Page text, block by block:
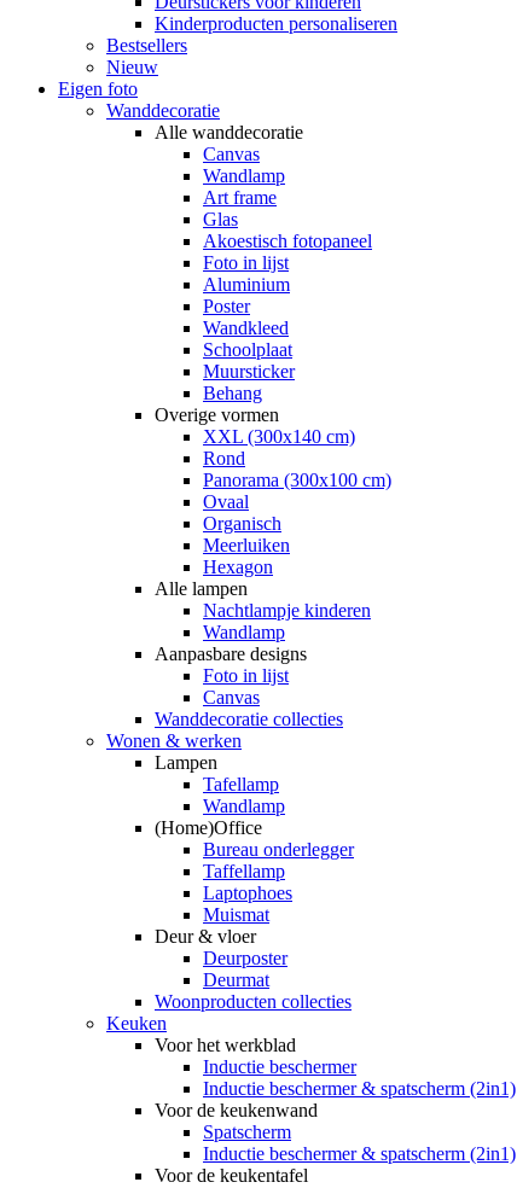
Kinderproducten personaliseren
Bestsellers
Nieuw
Eigen foto
Wanddecoratie
Alle wanddecoratie
Canvas
Wandlamp
Art frame
Glas
Akoestisch fotopaneel
Foto in lijst
Aluminium
Poster
Wandkleed
Schoolplaat
Muursticker
Behang
Overige vormen
XXL (300x140 cm)
Rond
Panorama (300x100 cm)
Ovaal
Organisch
Meerluiken
Hexagon
Alle lampen
Nachtlampje kinderen
Wandlamp
Aanpasbare designs
Foto in lijst
Canvas
Wanddecoratie collecties
Wonen & werken
Lampen
Tafellamp
Wandlamp
(Home)Office
Bureau onderlegger
Taffellamp
Laptophoes
Muismat
Deur & vloer
Deurposter
Deurmat
Woonproducten collecties
Keuken
Voor het werkblad
Inductie beschermer
Inductie beschermer & spatscherm (2in1)
Voor de keukenwand
Spatscherm
Inductie beschermer & spatscherm (2in1)
Voor de keukentafel